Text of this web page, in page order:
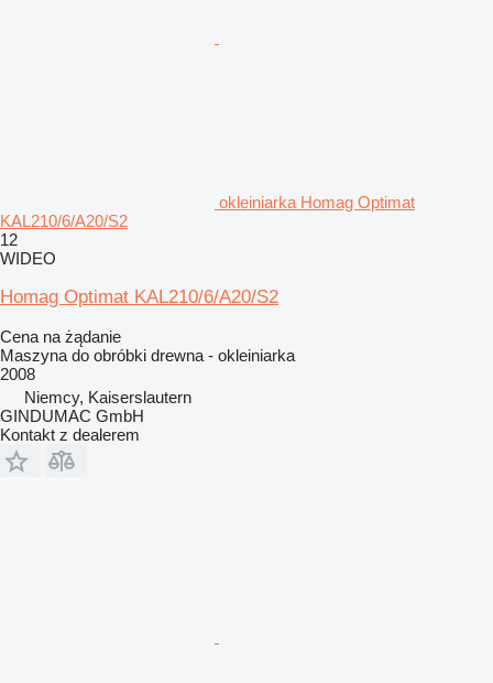
okleiniarka Homag Optimat
KAL210/6/A20/S2
12
WIDEO
Homag Optimat KAL210/6/A20/S2
Cena na żądanie
Maszyna do obróbki drewna - okleiniarka
2008
Niemcy, Kaiserslautern
GINDUMAC GmbH
Kontakt z dealerem